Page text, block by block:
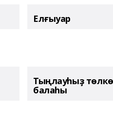
Елғыуар
Тыңлауһыҙ төлкө
балаһы